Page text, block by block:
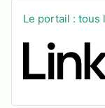
Le portail : tous